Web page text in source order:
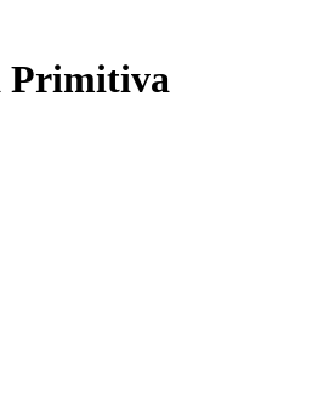
Primitiva